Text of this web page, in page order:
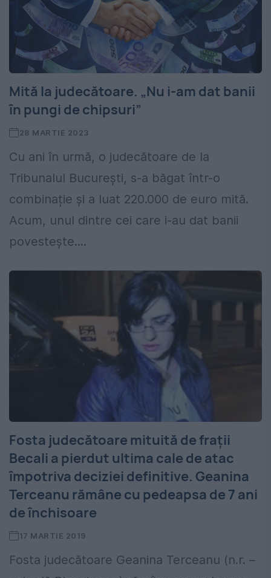
Mită la judecătoare. „Nu i-am dat banii
în pungi de chipsuri”
28 MARTIE 2023
Cu ani în urmă, o judecătoare de la
Tribunalul București, s-a băgat într-o
combinație și a luat 220.000 de euro mită.
Acum, unul dintre cei care i-au dat banii
povestește....
Fosta judecătoare mituită de frații
Becali a pierdut ultima cale de atac
împotriva deciziei definitive. Geanina
Terceanu rămâne cu pedeapsa de 7 ani
de închisoare
17 MARTIE 2019
Fosta judecătoare Geanina Terceanu (n.r. –